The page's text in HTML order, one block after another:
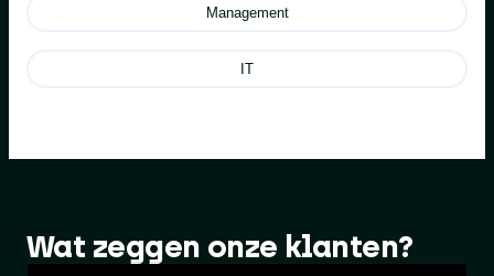
Management
IT
Wat zeggen onze klanten?